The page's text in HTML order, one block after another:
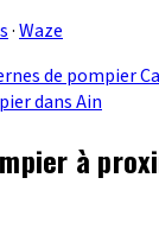
·Waze
de pompier
dans Ain
à